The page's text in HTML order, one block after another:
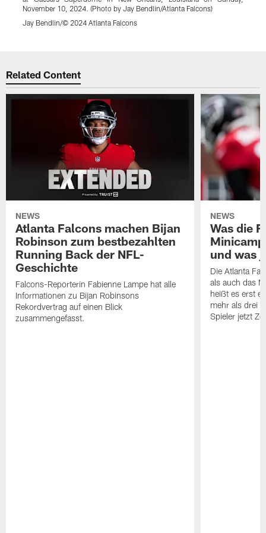
November 10, 2024. (Photo by Jay Bendlin/Atlanta Falcons)
Jay Bendlin/© 2024 Atlanta Falcons
Related Content
NEWS
Atlanta Falcons machen Bijan
Robinson zum bestbezahlten
Running Back der NFL-
Geschichte
Falcons-Reporterin Fabienne Lampe hat alle
Informationen zu Bijan Robinsons
Rekordvertrag auf einen Blick
zusammengefasst.
NEWS
Was die
und was
Die Atlanta
als auch das
heißt es erst
mehr als drei
Spieler jetzt